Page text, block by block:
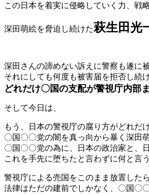
この日本を着実に侵略していく力、戦
深田萌絵を脅迫し続けた萩生田光
深田さんの諦めない訴えに警察も遂に
それにしても何度も被害届を拒否し続
どれだけ〇国の支配が警視庁内部
そして今日は、
もう、日本の警視庁の腐り方がどれだ
〇国〇〇党の闇を真っ向から暴く深田
〇国〇〇党の為に、日本の政治家と、
これを手先に堕ちたと言わずに何と言
警視庁による売国をこのまま放置した
法律はただの建前でしかなく、〇国〇